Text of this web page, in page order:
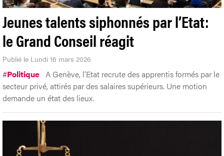
Jeunes talents siphonnés par l’Etat:
le Grand Conseil réagit
Publié le Lundi 16 mars 2026
#Politique A Genève, l’Etat recrute des apprentis formés par le
secteur privé, attirés par des salaires supérieurs. Une motion
demande un état des lieux.